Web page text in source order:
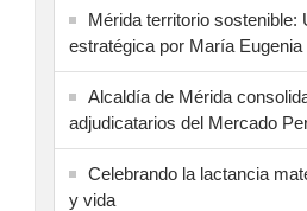
Mérida territorio sostenible:
estratégica por María
Alcaldía de Mérida
adjudicatarios del Mercado
Celebrando la lactancia
y vida